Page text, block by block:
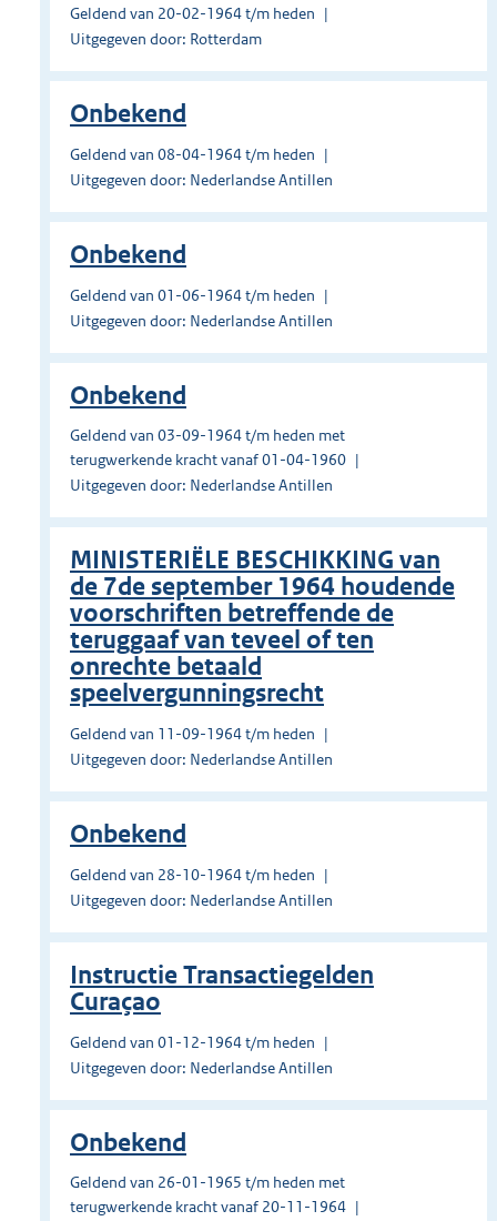
Geldend van 20-02-1964 t/m heden
Uitgegeven door: Rotterdam
Onbekend
Geldend van 08-04-1964 t/m heden
Uitgegeven door: Nederlandse Antillen
Onbekend
Geldend van 01-06-1964 t/m heden
Uitgegeven door: Nederlandse Antillen
Onbekend
Geldend van 03-09-1964 t/m heden met
terugwerkende kracht vanaf 01-04-1960
Uitgegeven door: Nederlandse Antillen
MINISTERIËLE BESCHIKKING van
de 7de september 1964 houdende
voorschriften betreffende de
teruggaaf van teveel of ten
onrechte betaald
speelvergunningsrecht
Geldend van 11-09-1964 t/m heden
Uitgegeven door: Nederlandse Antillen
Onbekend
Geldend van 28-10-1964 t/m heden
Uitgegeven door: Nederlandse Antillen
Instructie Transactiegelden
Curaçao
Geldend van 01-12-1964 t/m heden
Uitgegeven door: Nederlandse Antillen
Onbekend
Geldend van 26-01-1965 t/m heden met
terugwerkende kracht vanaf 20-11-1964